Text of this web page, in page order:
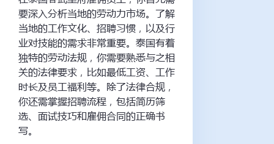
要深入分析当地的劳动力市场。了解
当地的工作文化、招聘习惯，以及行
业对技能的需求非常重要。泰国有着
独特的劳动法规，你需要熟悉与之相
关的法律要求，比如最低工资、工作
时长及员工福利等。除了法律合规，
你还需掌握招聘流程，包括简历筛
选、面试技巧和雇佣合同的正确书
写。